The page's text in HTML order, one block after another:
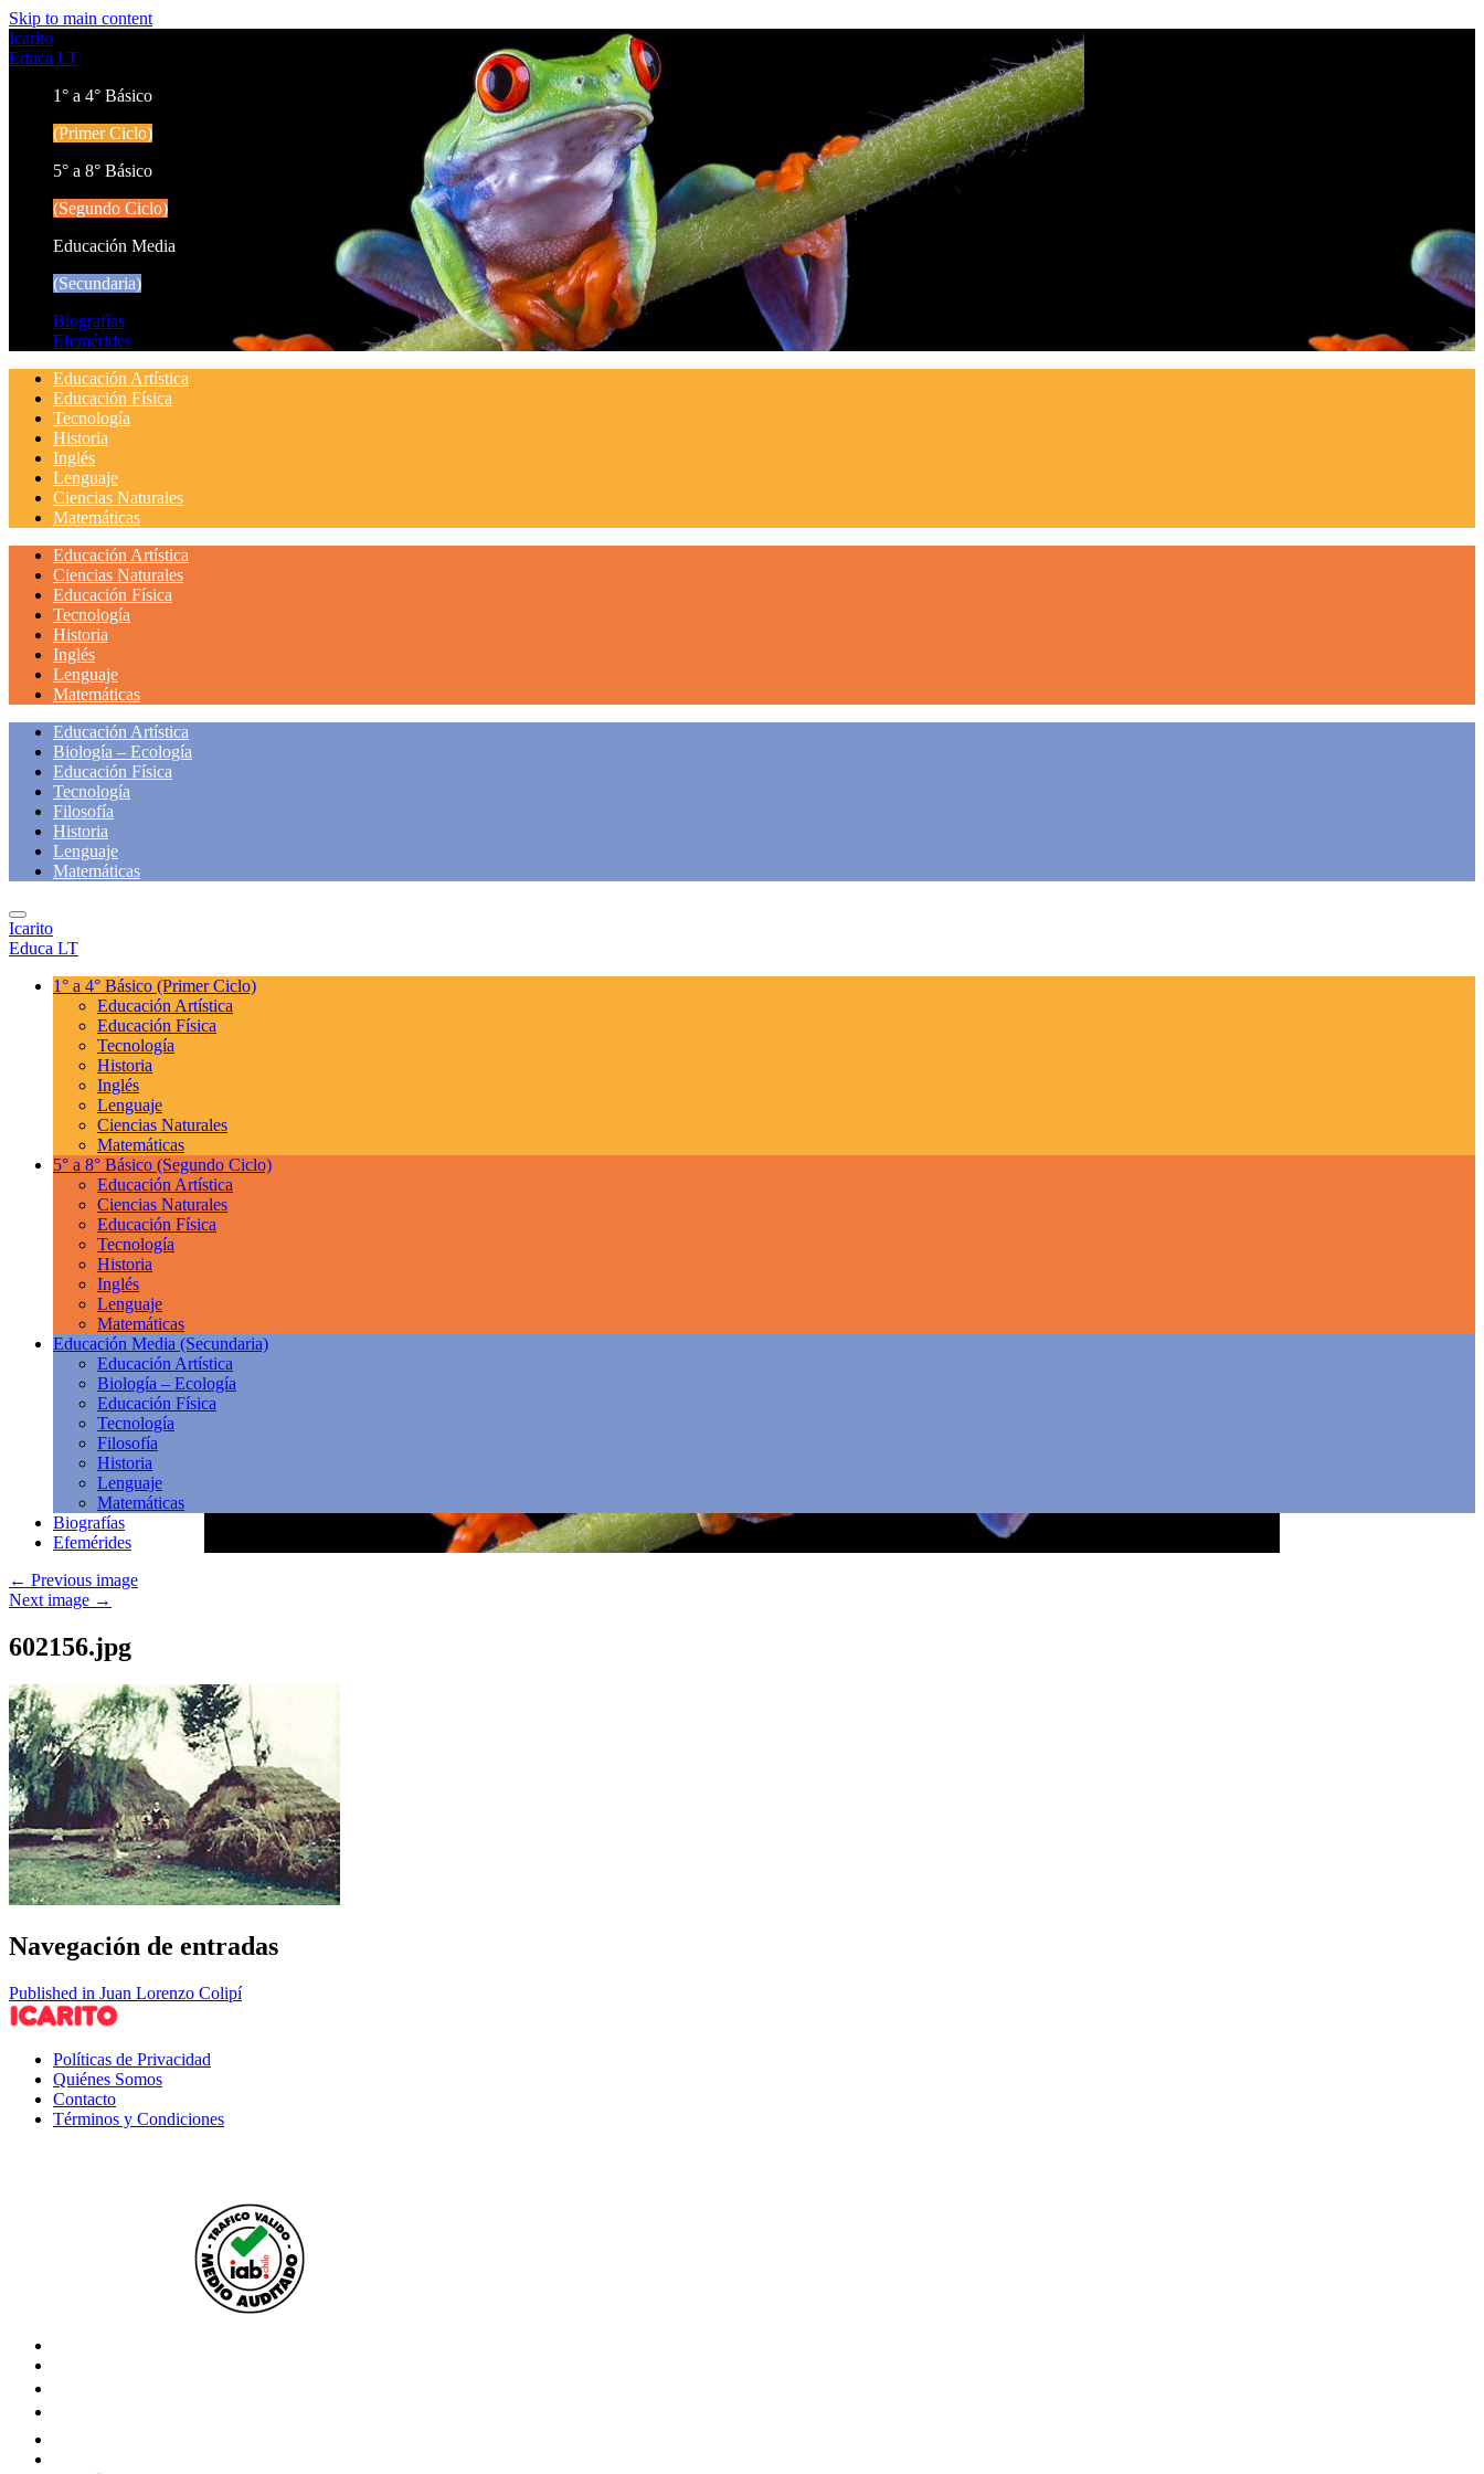
Skip to main content
Icarito
Educa LT
1° a 4° Básico
(Primer Ciclo)
5° a 8° Básico
(Segundo Ciclo)
Educación Media
(Secundaria)
Biografías
Efemérides
Educación Artística
Educación Física
Tecnología
Historia
Inglés
Lenguaje
Ciencias Naturales
Matemáticas
Educación Artística
Ciencias Naturales
Educación Física
Tecnología
Historia
Inglés
Lenguaje
Matemáticas
Educación Artística
Biología – Ecología
Educación Física
Tecnología
Filosofía
Historia
Lenguaje
Matemáticas
Icarito
Educa LT
1° a 4° Básico (Primer Ciclo)
Educación Artística
Educación Física
Tecnología
Historia
Inglés
Lenguaje
Ciencias Naturales
Matemáticas
5° a 8° Básico (Segundo Ciclo)
Educación Artística
Ciencias Naturales
Educación Física
Tecnología
Historia
Inglés
Lenguaje
Matemáticas
Educación Media (Secundaria)
Educación Artística
Biología – Ecología
Educación Física
Tecnología
Filosofía
Historia
Lenguaje
Matemáticas
Biografías
Efemérides
← Previous image
Next image →
602156.jpg
Navegación de entradas
Published in Juan Lorenzo Colipí
Políticas de Privacidad
Quiénes Somos
Contacto
Términos y Condiciones